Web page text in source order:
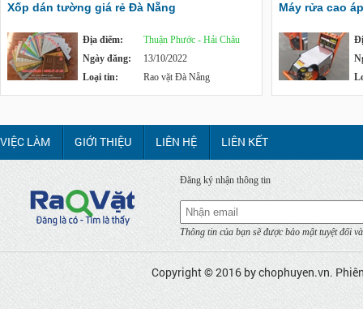
Xốp dán tường giá rẻ Đà Nẵng
Địa điểm:
Thuận Phước - Hải Châu
Ngày đăng:
13/10/2022
Loại tin:
Rao vặt Đà Nẵng
Máy rửa cao
VIỆC LÀM GIỚI THIỆU LIÊN HỆ LIÊN KẾT
Đăng ký nhận thông tin
Thông tin của bạn sẽ được bảo mật tuyệt đối
Copyright © 2016 bychophuyen.vn.